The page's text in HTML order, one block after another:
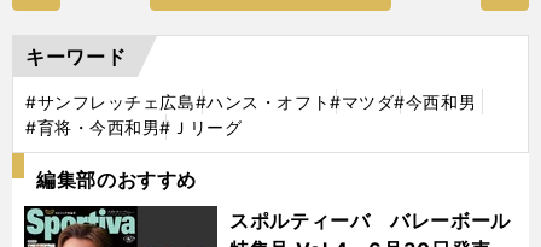
キーワード
#サンフレッチェ広島#ハンス・オフト#マツダ#今西和男
#育将・今西和男#Ｊリーグ
編集部のおすすめ
スポルティーバ バレーボール